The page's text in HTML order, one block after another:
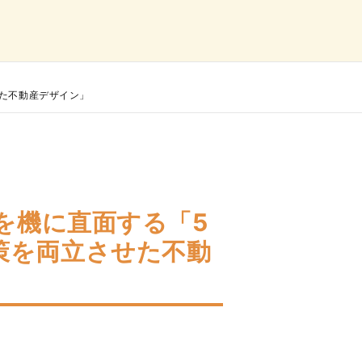
動産デザイン」
機に直面する「5
両立させた不動